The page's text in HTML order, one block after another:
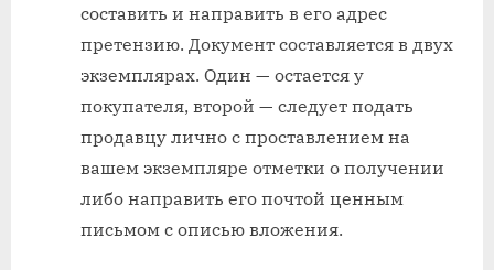
составить и направить в его адрес
претензию. Документ составляется в двух
экземплярах. Один — остается у
покупателя, второй — следует подать
продавцу лично с проставлением на
вашем экземпляре отметки о получении
либо направить его почтой ценным
письмом с описью вложения.